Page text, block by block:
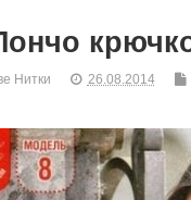
Нитки 26.08.2014